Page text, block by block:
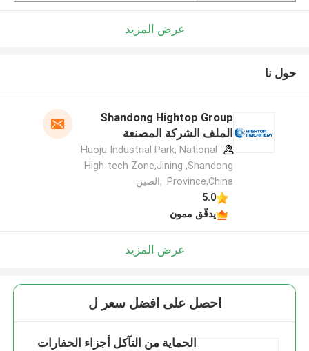
عرض المزيد
حول نا
Shandong Hightop Group
الملف الشركة المصنعة
Huoju Industrial Park, National
High-tech Zone,Jining ,Shandong
Province,China. ,الصين
5.0
يدقّق ممون
عرض المزيد
احصل على افضل سعر ل
الحماية من التآكل أجزاء الحفارات